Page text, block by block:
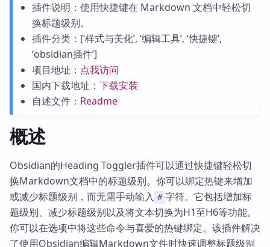
插件说明：使用快捷键在 Markdown 文档中轻松切
换标题级别。
插件分类：[‘样式与美化’, ‘编辑工具’, ‘快捷键’,
‘obsidian插件’]
项目地址： 点我访问
国内下载地址： 下载安装
自述文件： Readme
概述
Obsidian的Heading Toggler插件可以通过快捷键轻松切
换Markdown文档中的标题级别。你可以绑定热键来增加
或减少标题级别，而无需手动输入 # 字符。它包括增加标
题级别、减少标题级别以及将文本切换为H1至H6等功能。
你可以在选项中将这些命令与喜爱的热键绑定。该插件解决
了使用Obsidian编辑Markdown文件时快速调整标题级别